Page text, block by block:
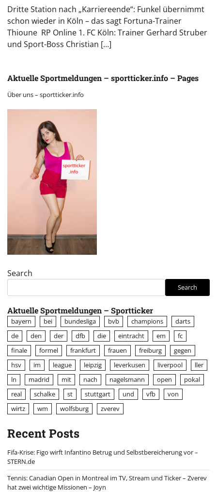
Dritte Station nach „Karriereende“: Funkel übernimmt
schon wieder in Köln – das sagt Fortuna-Trainer
Thioune RP Online 1. FC Köln: Trainer Gerhard Struber
und Sport-Boss Christian […]
Aktuelle Sportmeldungen – sportticker.info – Pages
Über uns – sportticker.info
Search
Search
Aktuelle Sportmeldungen – Sportticker
bayern bei bundesliga bvb champions
darts
de
den der dfb die eintracht em
fc
finale
formel frankfurt frauen freiburg
gegen
hsv
im league leipzig leverkusen liverpool
ller
ln
madrid mit nach nagelsmann open
pokal
real
schalke st stuttgart und vfb
von
wirtz
wm wolfsburg zverev
Recent Posts
Fifa-Krise: Figo wirft Infantino Betrug und Selbstbereicherung vor –
STERN.de
Tennis: Canadian Open in Montreal im TV, Stream und Ticker – Zverev
hat zwei wichtige Missionen – Joyn